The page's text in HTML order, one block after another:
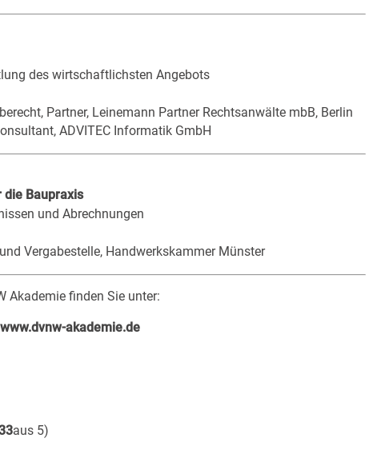
des wirtschaftlichsten Angebots
Partner, Leinemann Partner Rechtsanwälte mbB, Berlin
ADVITEC Informatik GmbH
die Baupraxis
und Abrechnungen
Vergabestelle, Handwerkskammer Münster
Akademie finden Sie unter:
www.dvnw-akademie.de
aus 5)